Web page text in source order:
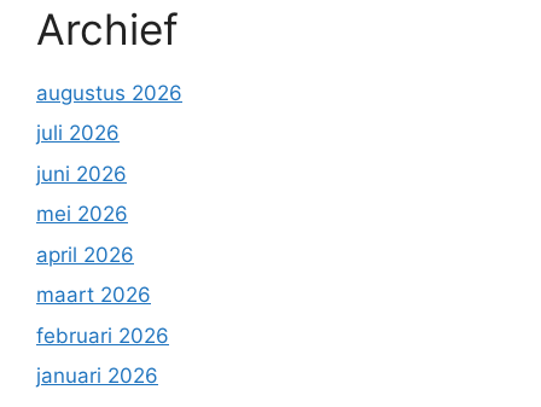
Archief
augustus 2026
juli 2026
juni 2026
mei 2026
april 2026
maart 2026
februari 2026
januari 2026